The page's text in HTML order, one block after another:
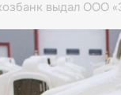
выдал ООО